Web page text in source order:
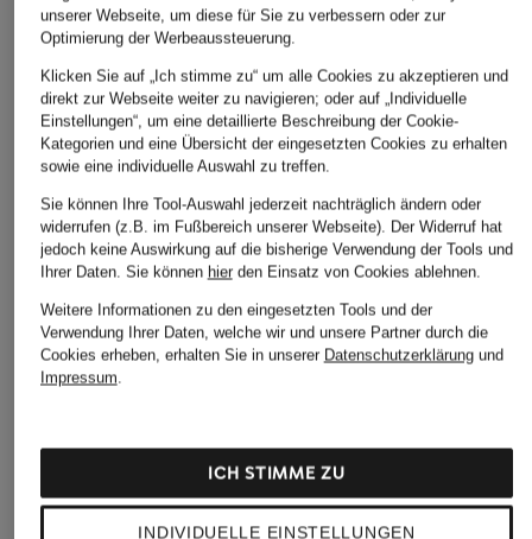
+Aktionsrabatt
AESTHER EKME
Shopper PHANTOM
LARGE
Bestpreis:
280,50 €
Ursprünglich: 415 €
TOD'S
Shopper
1.500 €
Shopper
1.500 €
Weitere Kategorien
Bikinis Damen
Mäntel für Herren
unserer Webseite, um diese für Sie zu verbessern oder zur
Optimierung der Werbeaussteuerung.
Klicken Sie auf „Ich stimme zu“ um alle Cookies zu akzeptieren und
direkt zur Webseite weiter zu navigieren; oder auf „Individuelle
Einstellungen“, um eine detaillierte Beschreibung der Cookie-
Kategorien und eine Übersicht der eingesetzten Cookies zu erhalten
sowie eine individuelle Auswahl zu treffen.
Sie können Ihre Tool-Auswahl jederzeit nachträglich ändern oder
widerrufen (z.B. im Fußbereich unserer Webseite). Der Widerruf hat
jedoch keine Auswirkung auf die bisherige Verwendung der Tools und
Ihrer Daten. Sie können hierden Einsatz von Cookies ablehnen.
Weitere Informationen zu den eingesetzten Tools und der
Verwendung Ihrer Daten, welche wir und unsere Partner durch die
Cookies erheben, erhalten Sie in unserer Datenschutzerklärungund
Impressum.
INDIVIDUELLE EINSTELLUNGEN
ICH STIMME ZU